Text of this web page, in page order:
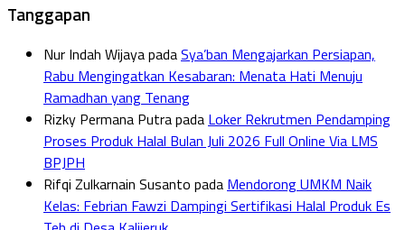
Tanggapan
Nur Indah WijayapadaSya’ban Mengajarkan Persiapan,
Rabu Mengingatkan Kesabaran: Menata Hati Menuju
Ramadhan yang Tenang
Rizky Permana Putrapada Loker Rekrutmen Pendamping
Proses Produk Halal Bulan Juli 2026 Full Online Via LMS
BPJPH
Rifqi Zulkarnain Susanto pada Mendorong UMKM Naik
Kelas: Febrian Fawzi Dampingi Sertifikasi Halal Produk Es